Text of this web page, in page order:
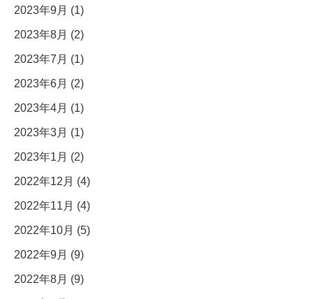
2023年9月 (1)
2023年8月 (2)
2023年7月 (1)
2023年6月 (2)
2023年4月 (1)
2023年3月 (1)
2023年1月 (2)
2022年12月 (4)
2022年11月 (4)
2022年10月 (5)
2022年9月 (9)
2022年8月 (9)